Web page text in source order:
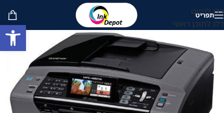
דלג לניווט
דלג לתוכן ראשי
תפריט
פתח